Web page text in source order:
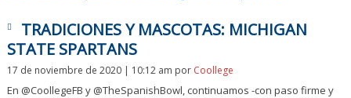
TRADICIONES Y MASCOTAS: MICHIGAN
STATE SPARTANS
17 de noviembre de 2020 | 10:12 am por Coollege
En @CoollegeFB y @TheSpanishBowl, continuamos -con paso firme y